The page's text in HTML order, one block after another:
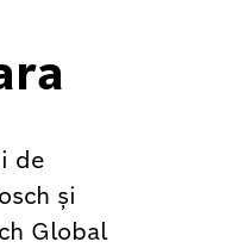
de
și
Global